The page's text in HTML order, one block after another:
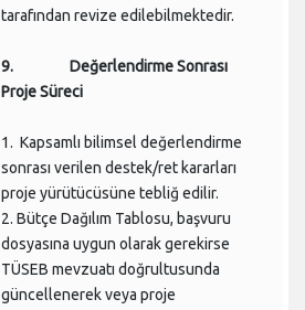
tarafından revize edilebilmektedir.
9. DeğerlendirmeSonrası
Proje Süreci
1. Kapsamlı bilimsel değerlendirme
sonrası verilen destek/ret kararları
proje yürütücüsüne tebliğ edilir.
2. Bütçe Dağılım Tablosu, başvuru
dosyasına uygun olarak gerekirse
TÜSEB mevzuatı doğrultusunda
güncellenerek veya proje